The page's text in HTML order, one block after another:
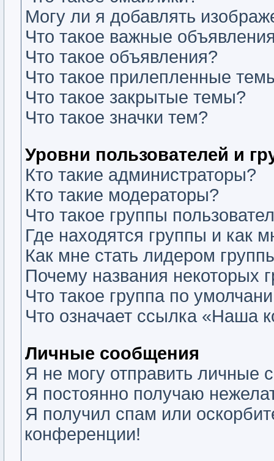
Могу ли я добавлять
Что такое важные
Что такое объявления?
Что такое прилепленные
Что такое закрытые темы?
Что такое значки тем?
Уровни пользователей и
Кто такие администраторы?
Кто такие модераторы?
Что такое группы
Где находятся группы и как
Как мне стать лидером
Почему названия некоторых
Что такое группа по
Что означает ссылка «Наша
Личные сообщения
Я не могу отправить личные
Я постоянно получаю
Я получил спам или
конференции!